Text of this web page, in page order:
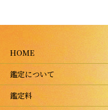
HOME
鑑定について
鑑定料